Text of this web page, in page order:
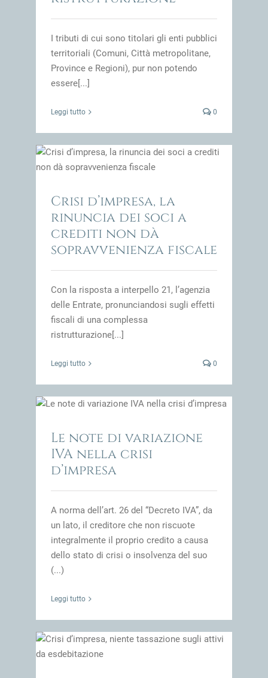
I tributi di cui sono titolari gli enti pubblici
territoriali (Comuni, Città metropolitane,
Province e Regioni), pur non potendo
essere[...]
Leggi tutto 0
Crisi d’impresa, la
rinuncia dei soci a
crediti non dà
sopravvenienza fiscale
Con la risposta a interpello 21, l’agenzia
delle Entrate, pronunciandosi sugli effetti
fiscali di una complessa
ristrutturazione[...]
Leggi tutto 0
Le note di variazione
IVA nella crisi
d’impresa
A norma dell’art. 26 del “Decreto IVA”, da
un lato, il creditore che non riscuote
integralmente il proprio credito a causa
dello stato di crisi o insolvenza del suo
(...)
Leggi tutto